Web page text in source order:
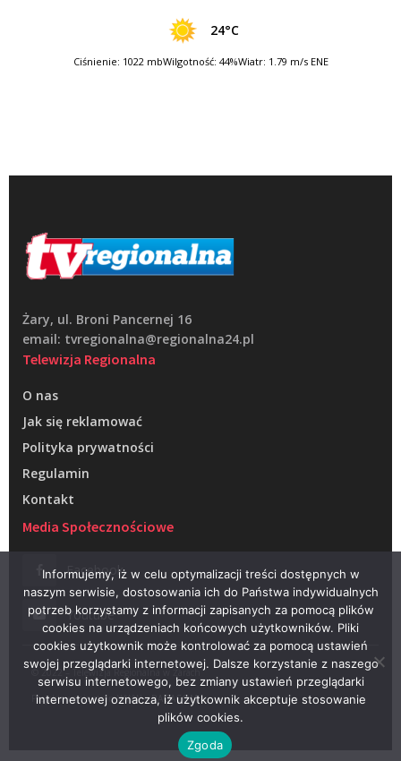
24°C
Ciśnienie: 1022 mbWilgotność: 44%Wiatr: 1.79 m/s ENE
Żary, ul. Broni Pancernej 16
email: tvregionalna@regionalna24.pl
Telewizja Regionalna
O nas
Jak się reklamować
Polityka prywatności
Regulamin
Kontakt
Media Społecznościowe
Facebook
Youtube
© 2022 – Telewizja Regionalna w Żarach
Projektowanie stron WWW –RAGACOM
Informujemy, iż w celu optymalizacji treści dostępnych w
naszym serwisie, dostosowania ich do Państwa indywidualnych
potrzeb korzystamy z informacji zapisanych za pomocą plików
cookies na urządzeniach końcowych użytkowników. Pliki
cookies użytkownik może kontrolować za pomocą ustawień
swojej przeglądarki internetowej. Dalsze korzystanie z naszego
serwisu internetowego, bez zmiany ustawień przeglądarki
internetowej oznacza, iż użytkownik akceptuje stosowanie
plików cookies.
Zgoda